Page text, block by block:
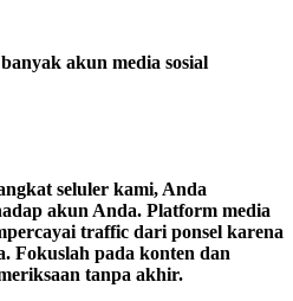
akun media sosial
seluler kami, Anda
akun Anda. Platform media
traffic dari ponsel karena
Fokuslah pada konten dan
tanpa akhir.